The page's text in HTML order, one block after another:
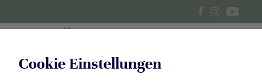
Cookie Einstellungen